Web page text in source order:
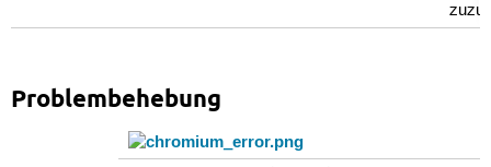
Problembehebung